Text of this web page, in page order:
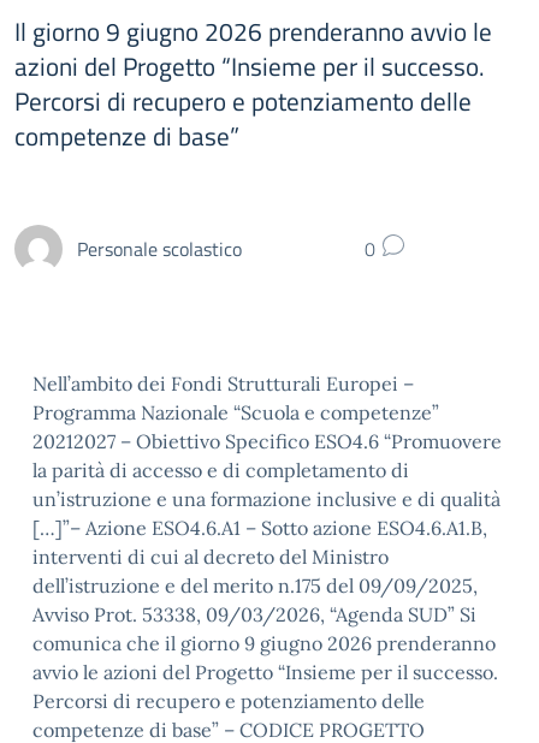
Il giorno 9 giugno 2026 prenderanno avvio le
azioni del Progetto “Insieme per il successo.
Percorsi di recupero e potenziamento delle
competenze di base”
Personale scolastico 0
Nell’ambito dei Fondi Strutturali Europei –
Programma Nazionale “Scuola e competenze”
20212027 – Obiettivo Specifico ESO4.6 “Promuovere
la parità di accesso e di completamento di
un’istruzione e una formazione inclusive e di qualità
[…]”– Azione ESO4.6.A1 – Sotto azione ESO4.6.A1.B,
interventi di cui al decreto del Ministro
dell’istruzione e del merito n.175 del 09/09/2025,
Avviso Prot. 53338, 09/03/2026, “Agenda SUD” Si
comunica che il giorno 9 giugno 2026 prenderanno
avvio le azioni del Progetto “Insieme per il successo.
Percorsi di recupero e potenziamento delle
competenze di base” – CODICE PROGETTO